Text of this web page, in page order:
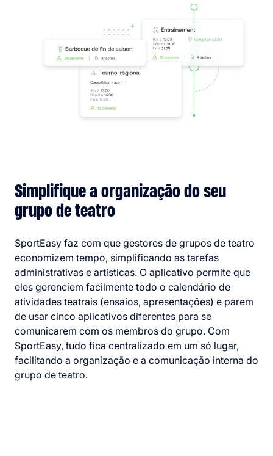
Simplifique a organização do seu
grupo de teatro
SportEasy faz com que gestores de grupos de teatro
economizem tempo, simplificando as tarefas
administrativas e artísticas. O aplicativo permite que
eles gerenciem facilmente todo o calendário de
atividades teatrais (ensaios, apresentações) e parem
de usar cinco aplicativos diferentes para se
comunicarem com os membros do grupo. Com
SportEasy, tudo fica centralizado em um só lugar,
facilitando a organização e a comunicação interna do
grupo de teatro.